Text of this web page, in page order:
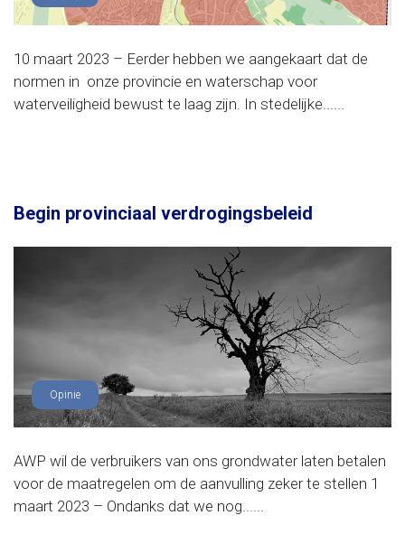
10 maart 2023 – Eerder hebben we aangekaart dat de
normen in onze provincie en waterschap voor
waterveiligheid bewust te laag zijn. In stedelijke......
Begin provinciaal verdrogingsbeleid
Opinie
AWP wil de verbruikers van ons grondwater laten betalen
voor de maatregelen om de aanvulling zeker te stellen 1
maart 2023 – Ondanks dat we nog......